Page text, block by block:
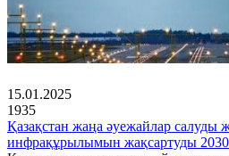
15.01.2025
1935
Қазақстан жаңа әуежайлар салуды
инфрақұрылымын жақсартуды 2030